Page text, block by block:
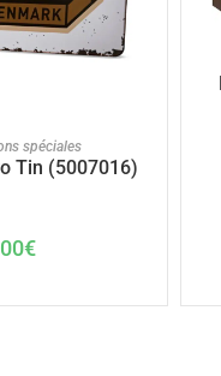
PANIER
spéciales
Tin (5007016)
€